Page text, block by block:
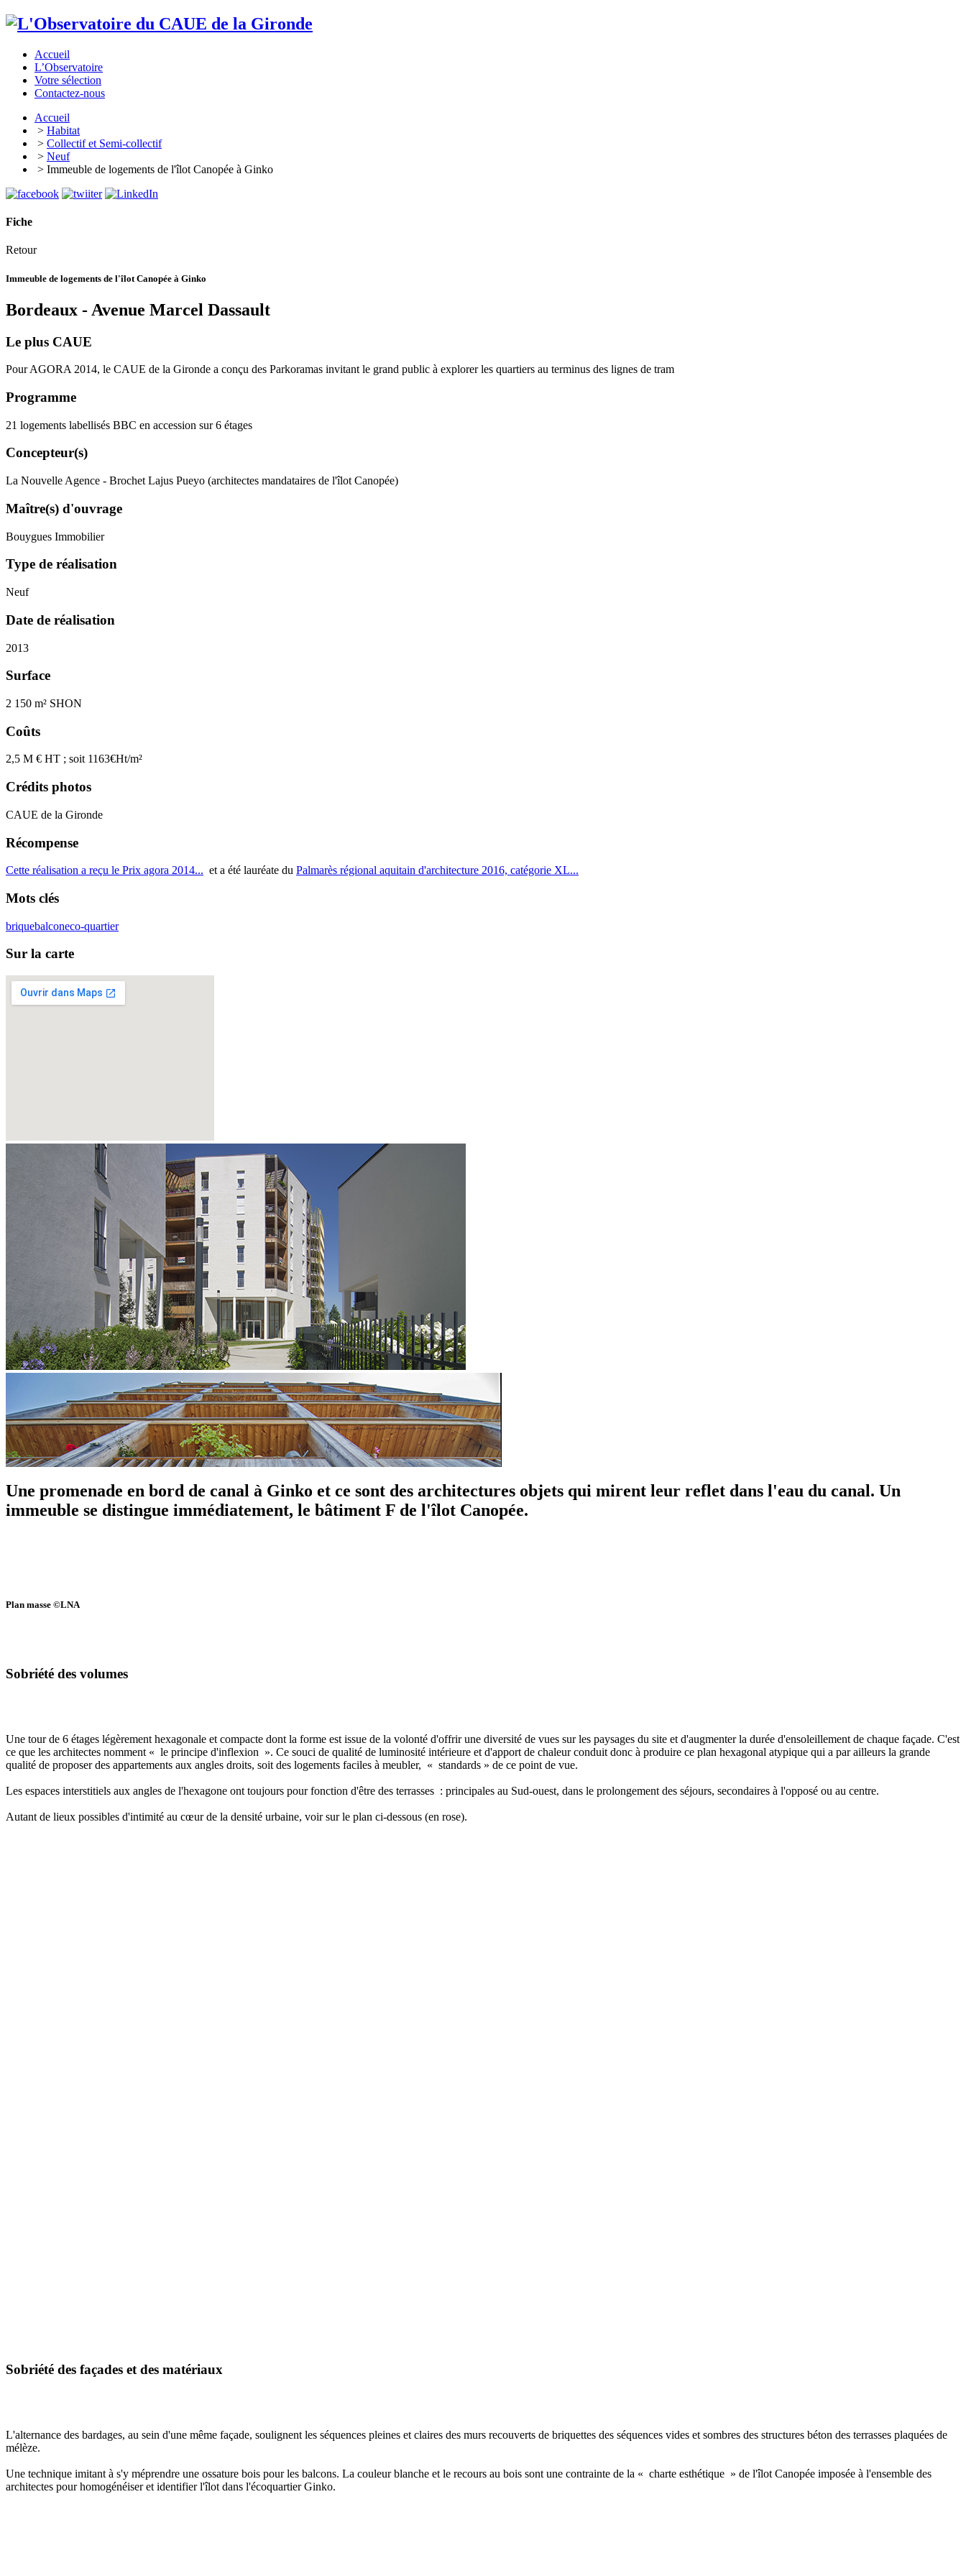
Accueil
L’Observatoire
Votre sélection
Contactez-nous
Accueil
> Habitat
> Collectif et Semi-collectif
> Neuf
> Immeuble de logements de l'îlot Canopée à Ginko
Fiche
Retour
Immeuble de logements de l'îlot Canopée à Ginko
Bordeaux - Avenue Marcel Dassault
Le plus CAUE
Pour AGORA 2014, le CAUE de la Gironde a conçu des Parkoramas invitant le grand public à explorer les quartiers au terminus des lignes de tram
Programme
21 logements labellisés BBC en accession sur 6 étages
Concepteur(s)
La Nouvelle Agence - Brochet Lajus Pueyo (architectes mandataires de l'îlot Canopée)
Maître(s) d'ouvrage
Bouygues Immobilier
Type de réalisation
Neuf
Date de réalisation
2013
Surface
2 150 m² SHON
Coûts
2,5 M € HT ; soit 1163€Ht/m²
Crédits photos
CAUE de la Gironde
Récompense
Cette réalisation a reçu le Prix agora 2014... et a été lauréate du Palmarès régional aquitain d'architecture 2016, catégorie XL...
Mots clés
briquebalconeco-quartier
Sur la carte
Une promenade en bord de canal à Ginko et ce sont des architectures objets qui mirent leur reflet dans l'eau du canal. Un
immeuble se distingue immédiatement, le bâtiment F de l'îlot Canopée.
Plan masse ©LNA
Sobriété des volumes
Une tour de 6 étages légèrement hexagonale et compacte dont la forme est issue de la volonté d'offrir une diversité de vues sur les paysages du site et d'augmenter la durée d'ensoleillement de chaque façade. C'est
ce que les architectes nomment « le principe d'inflexion ». Ce souci de qualité de luminosité intérieure et d'apport de chaleur conduit donc à produire ce plan hexagonal atypique qui a par ailleurs la grande
qualité de proposer des appartements aux angles droits, soit des logements faciles à meubler, « standards » de ce point de vue.
Les espaces interstitiels aux angles de l'hexagone ont toujours pour fonction d'être des terrasses : principales au Sud-ouest, dans le prolongement des séjours, secondaires à l'opposé ou au centre.
Autant de lieux possibles d'intimité au cœur de la densité urbaine, voir sur le plan ci-dessous (en rose).
Sobriété des façades et des matériaux
L'alternance des bardages, au sein d'une même façade, soulignent les séquences pleines et claires des murs recouverts de briquettes des séquences vides et sombres des structures béton des terrasses plaquées de
mélèze.
Une technique imitant à s'y méprendre une ossature bois pour les balcons. La couleur blanche et le recours au bois sont une contrainte de la « charte esthétique » de l'îlot Canopée imposée à l'ensemble des
architectes pour homogénéiser et identifier l'îlot dans l'écoquartier Ginko.